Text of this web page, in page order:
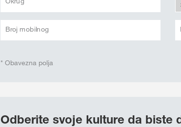
Broj mobilnog
* Obavezna polja
Odberite svoje kulture da biste